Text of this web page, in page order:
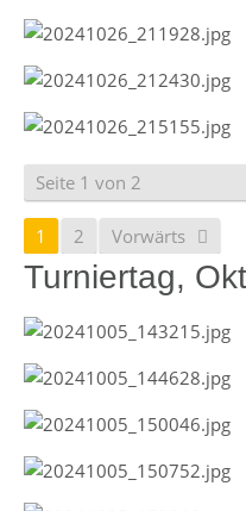
Seite 1 von 2
1 2 Vorwärts
Turniertag,